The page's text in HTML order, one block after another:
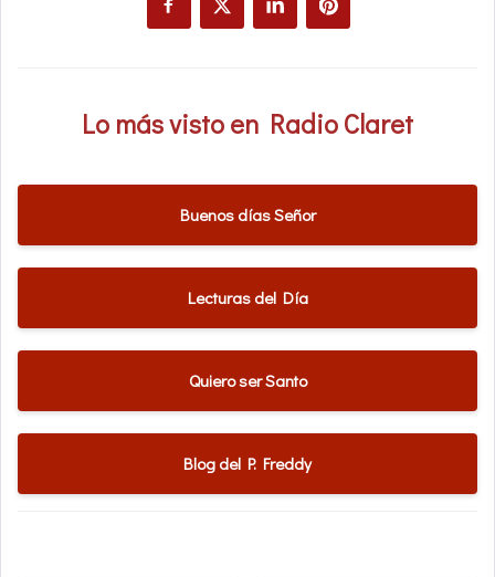
Lo más visto en Radio Claret
Buenos días Señor
Lecturas del Día
Quiero ser Santo
Blog del P. Freddy